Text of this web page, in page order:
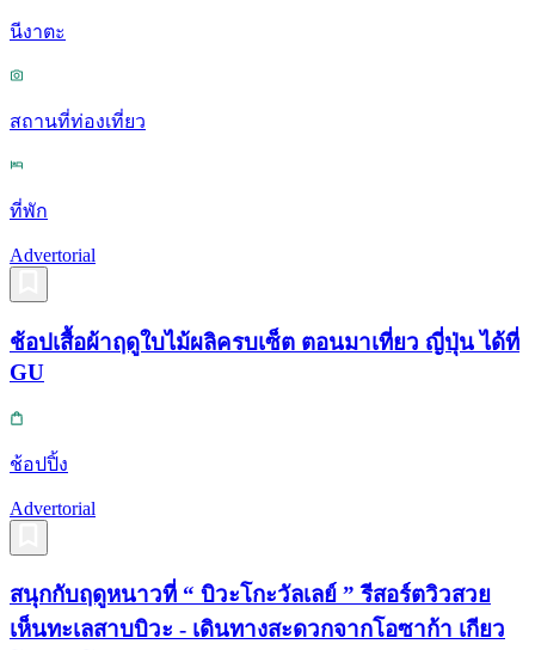
นีงาตะ
สถานที่ท่องเที่ยว
ที่พัก
Advertorial
ช้อปเสื้อผ้าฤดูใบไม้ผลิครบเซ็ต ตอนมาเที่ยว ญี่ปุ่น ได้ที่
GU
ช้อปปิ้ง
Advertorial
สนุกกับฤดูหนาวที่ “ บิวะโกะวัลเลย์ ” รีสอร์ตวิวสวย
เห็นทะเลสาบบิวะ - เดินทางสะดวกจากโอซาก้า เกียว